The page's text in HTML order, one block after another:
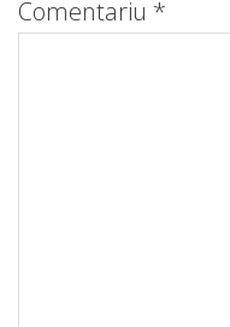
Comentariu *